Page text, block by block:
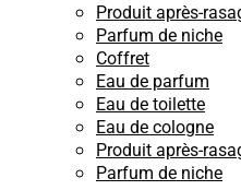
Produit après-
Parfum de niche
Coffret
Eau de parfum
Eau de toilette
Eau de cologne
Produit après-
Parfum de niche